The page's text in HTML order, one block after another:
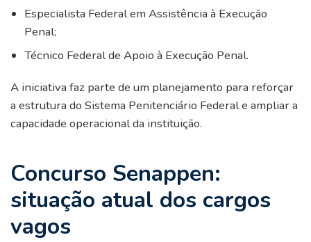
Especialista Federal em Assistência à Execução
Penal;
Técnico Federal de Apoio à Execução Penal.
A iniciativa faz parte de um planejamento para reforçar
a estrutura do Sistema Penitenciário Federal e ampliar a
capacidade operacional da instituição.
Concurso Senappen:
situação atual dos cargos
vagos